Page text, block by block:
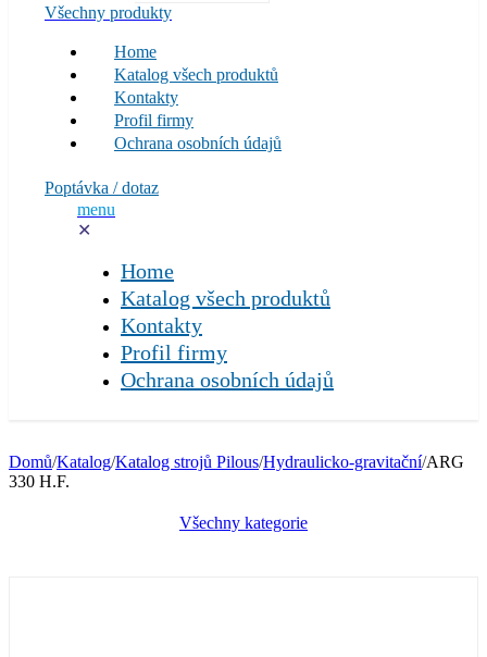
Všechny produkty
Home
Katalog všech produktů
Kontakty
Profil firmy
Ochrana osobních údajů
Poptávka / dotaz
menu
✕
Home
Katalog všech produktů
Kontakty
Profil firmy
Ochrana osobních údajů
Domů/Katalog/Katalog strojů Pilous/Hydraulicko-gravitační/ARG
330 H.F.
Všechny kategorie